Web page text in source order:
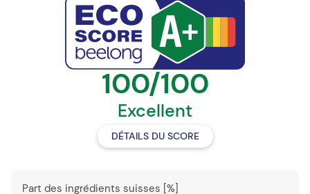
100/100
Excellent
DÉTAILS DU SCORE
Part des ingrédients suisses [%]